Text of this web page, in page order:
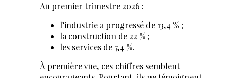
Au premier trimestre 2026 :
l’industrie a progressé de 13,4 % ;
la construction de 22 % ;
les services de 7,4 %.
À première vue, ces chiffres semblent